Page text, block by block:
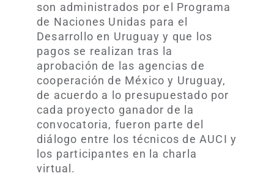
son administrados por el Programa
de Naciones Unidas para el
Desarrollo en Uruguay y que los
pagos se realizan tras la
aprobación de las agencias de
cooperación de México y Uruguay,
de acuerdo a lo presupuestado por
cada proyecto ganador de la
convocatoria, fueron parte del
diálogo entre los técnicos de AUCI y
los participantes en la charla
virtual.